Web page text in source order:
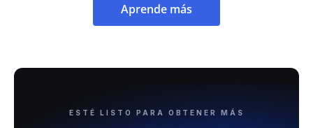
Aprende más
ESTÉ LISTO PARA OBTENER MÁS